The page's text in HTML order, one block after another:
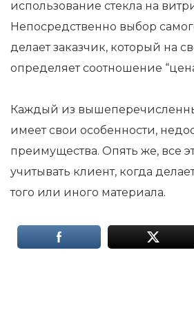
использование стекла на
Непосредственно выбор
делает заказчик, который на
определяет соотношение
Каждый из
имеет свои особенности,
преимущества. Опять же, все
учитывать клиент, когда
того или иного материала.